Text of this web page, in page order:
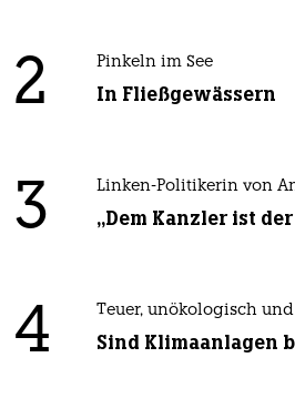
2 Pinkeln im See
In Fließgewässern
3 Linken-Politikerin von
„Dem Kanzler ist
4 Teuer, unökologisch
Sind Klimaanlagen